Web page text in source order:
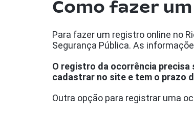
Para fazer um registro online no
Segurança Pública. As
O registro da ocorrência precisa
cadastrar no site e tem o prazo
Outra opção para registrar uma